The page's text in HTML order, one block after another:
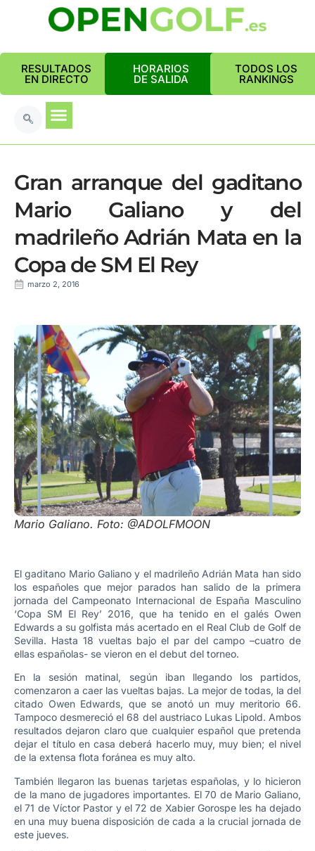
RESULTADOS
EN DIRECTO
HORARIOS
DE SALIDA
TODOS LOS
RANKINGS
Gran arranque del gaditano
Mario Galiano y del
madrileño Adrián Mata en la
Copa de SM El Rey
marzo 2, 2016
Mario Galiano. Foto: @ADOLFMOON
El gaditano Mario Galiano y el madrileño Adrián Mata han sido
los españoles que mejor parados han salido de la primera
jornada del Campeonato Internacional de España Masculino
‘Copa SM El Rey’ 2016, que ha tenido en el galés Owen
Edwards a su golfista más acertado en el Real Club de Golf de
Sevilla. Hasta 18 vueltas bajo el par del campo –cuatro de
ellas españolas- se vieron en el debut del torneo.
En la sesión matinal, según iban llegando los partidos,
comenzaron a caer las vueltas bajas. La mejor de todas, la del
citado Owen Edwards, que se anotó un muy meritorio 66.
Tampoco desmereció el 68 del austriaco Lukas Lipold. Ambos
resultados dejaron claro que cualquier español que pretenda
dejar el título en casa deberá hacerlo muy, muy bien; el nivel
de la extensa flota foránea es muy alto.
También llegaron las buenas tarjetas españolas, y lo hicieron
de la mano de jugadores importantes. El 70 de Mario Galiano,
el 71 de Víctor Pastor y el 72 de Xabier Gorospe les ha dejado
en una muy buena disposición de cada a la crucial jornada de
este jueves.